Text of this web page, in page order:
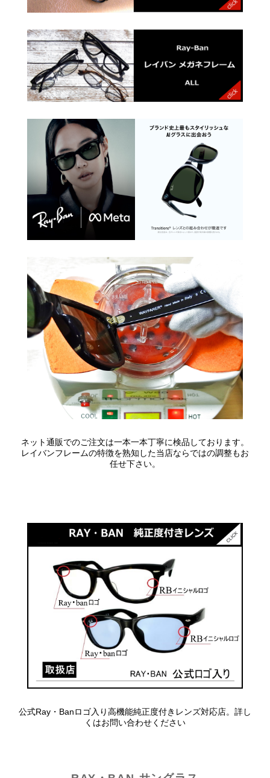
ネット通販でのご注文は一本一本丁寧に検品しております。
レイバンフレームの特徴を熟知した当店ならではの調整もお
任せ下さい。
公式Ray・Banロゴ入り高機能純正度付きレンズ対応店。詳し
くはお問い合わせください